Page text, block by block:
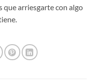
que arriesgarte con algo